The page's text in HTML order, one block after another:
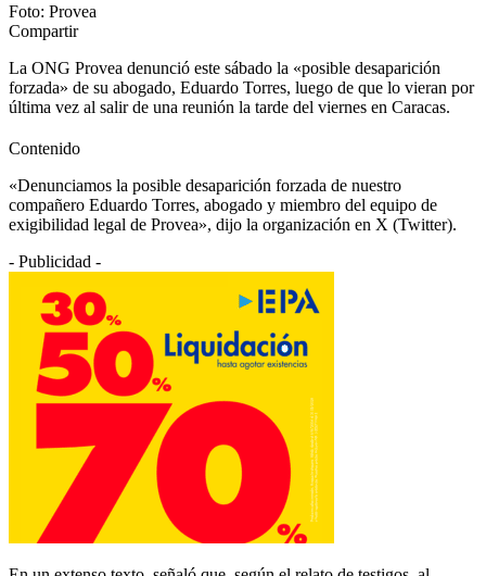
Foto: Provea
Compartir
La ONG Provea denunció este sábado la «posible desaparición
forzada» de su abogado, Eduardo Torres, luego de que lo vieran por
última vez al salir de una reunión la tarde del viernes en Caracas.
Contenido
«Denunciamos la posible desaparición forzada de nuestro
compañero Eduardo Torres, abogado y miembro del equipo de
exigibilidad legal de Provea», dijo la organización en X (Twitter).
- Publicidad -